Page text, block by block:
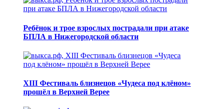
Ребёнок и трое взрослых пострадали при атаке
БПЛА в Нижегородской области
XIII Фестиваль близнецов «Чудеса под клёном»
прошёл в Верхней Верее